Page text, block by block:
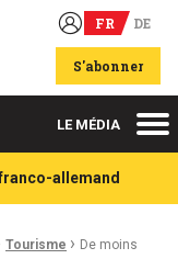
FR DE
S'abonner
LE MÉDIA
allemand
Tourisme › De moins